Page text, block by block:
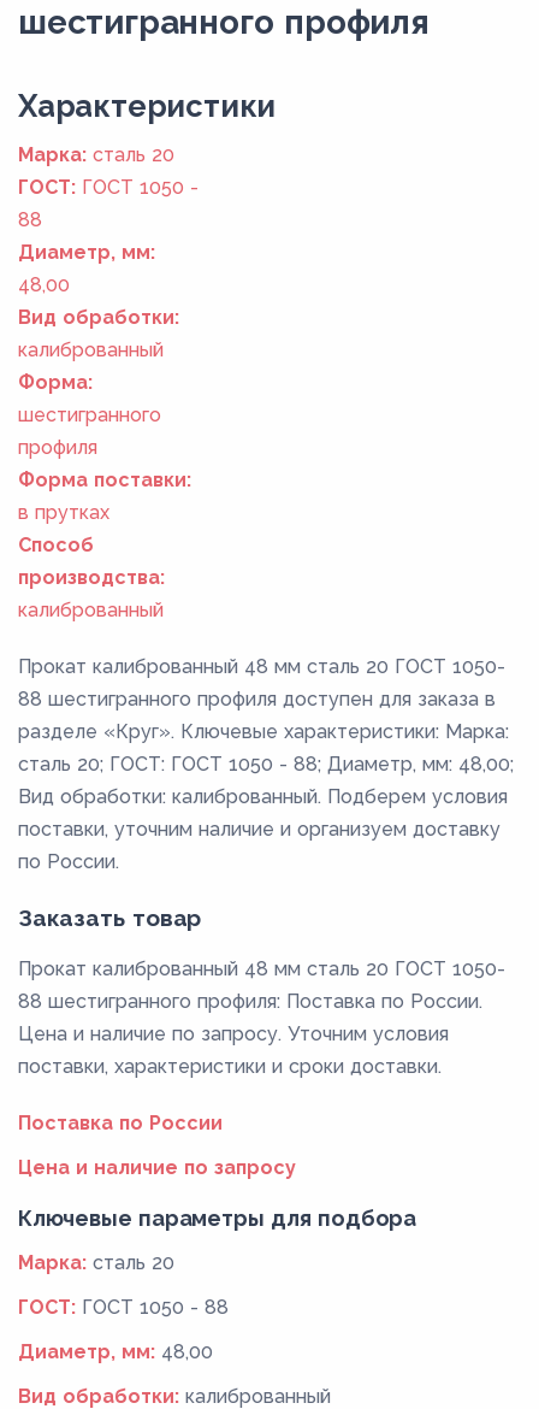
шестигранного профиля
Xарактеристики
Марка: сталь 20
ГОСТ: ГОСТ 1050 -
88
Диаметр, мм:
48,00
Вид обработки:
калиброванный
Форма:
шестигранного
профиля
Форма поставки:
в прутках
Способ
производства:
калиброванный
Прокат калиброванный 48 мм сталь 20 ГОСТ 1050-
88 шестигранного профиля доступен для заказа в
разделе «Круг». Ключевые характеристики: Марка:
сталь 20; ГОСТ: ГОСТ 1050 - 88; Диаметр, мм: 48,00;
Вид обработки: калиброванный. Подберем условия
поставки, уточним наличие и организуем доставку
по России.
Заказать товар
Прокат калиброванный 48 мм сталь 20 ГОСТ 1050-
88 шестигранного профиля: Поставка по России.
Цена и наличие по запросу. Уточним условия
поставки, характеристики и сроки доставки.
Поставка по России
Цена и наличие по запросу
Ключевые параметры для подбора
Марка: сталь 20
ГОСТ: ГОСТ 1050 - 88
Диаметр, мм: 48,00
Вид обработки: калиброванный